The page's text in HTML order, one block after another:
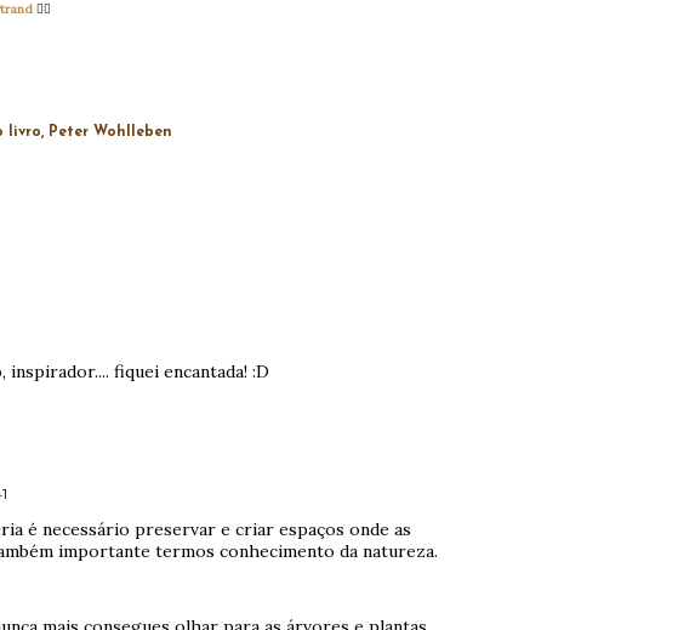
👈🏻
livro Peter Wohlleben
fiquei encantada! :D
é necessário preservar e criar espaços onde as
importante termos conhecimento da natureza.